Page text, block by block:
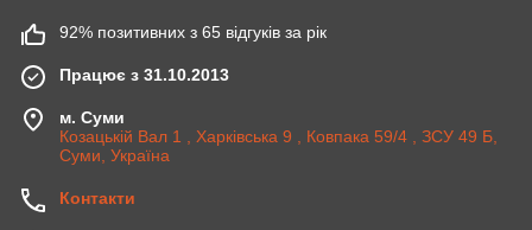
92% позитивних з 65 відгуків за рік
Працює з 31.10.2013
м. Суми
Козацькій Вал 1 , Харківська 9 , Ковпака 59/4 , ЗСУ 49 Б,
Суми, Україна
Контакти